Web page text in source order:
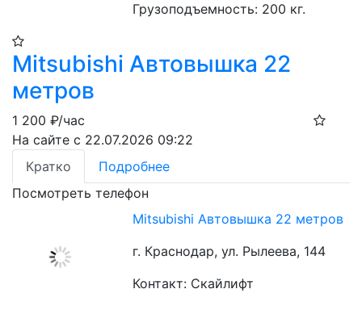
Грузоподъемность: 200 кг.
Mitsubishi Автовышка 22
метров
1 200 ₽/час
На сайте с 22.07.2026 09:22
Кратко
Подробнее
Посмотреть телефон
Mitsubishi Автовышка 22 метров
г. Краснодар, ул. Рылеева, 144
Контакт: Скайлифт